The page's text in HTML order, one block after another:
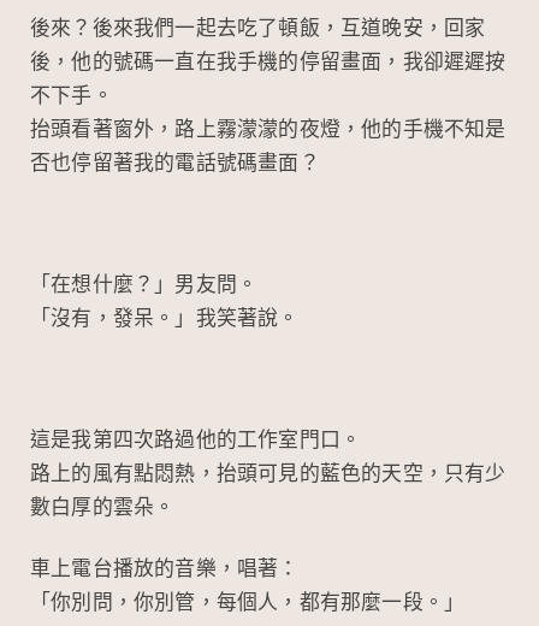
後來？後來我們一起去吃了頓飯，互道晚安，回家
後，他的號碼一直在我手機的停留畫面，我卻遲遲按
不下手。
抬頭看著窗外，路上霧濛濛的夜燈，他的手機不知是
否也停留著我的電話號碼畫面？
「在想什麼？」男友問。
「沒有，發呆。」我笑著說。
這是我第四次路過他的工作室門口。
路上的風有點悶熱，抬頭可見的藍色的天空，只有少
數白厚的雲朵。
車上電台播放的音樂，唱著：
「你別問，你別管，每個人，都有那麼一段。」